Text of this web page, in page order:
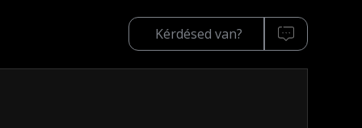
Kérdésed van?